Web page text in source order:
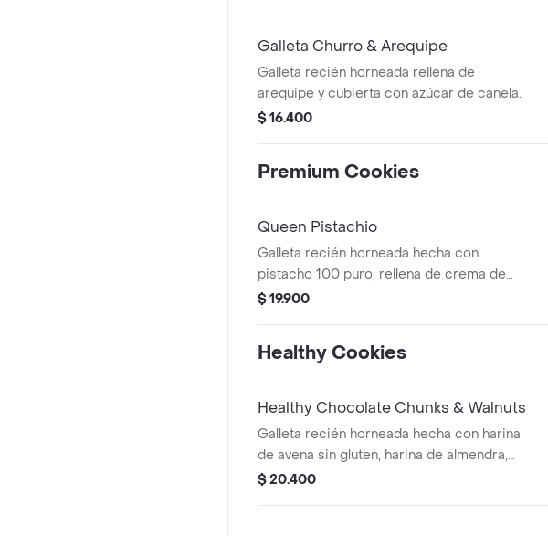
Galleta Churro & Arequipe
Galleta recién horneada rellena de
arequipe y cubierta con azúcar de canela.
$ 16.400
Premium Cookies
Queen Pistachio
Galleta recién horneada hecha con
pistacho 100 puro, rellena de crema de
pistacho y cubierta con trozos de
$ 19.900
Healthy Cookies
Healthy Chocolate Chunks & Walnuts
Galleta recién horneada hecha con harina
de avena sin gluten, harina de almendra,
ghee, chocolate al 58 sin azúcar, nueces
$ 20.400